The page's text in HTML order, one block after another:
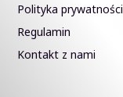
Polityka prywatności
Regulamin
Kontakt z nami